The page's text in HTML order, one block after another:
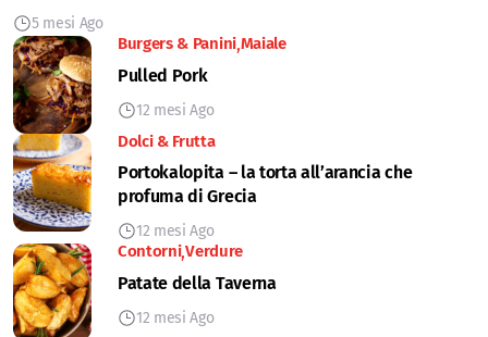
5 mesi Ago
Burgers & Panini Maiale
Pulled Pork
12 mesi Ago
Dolci & Frutta
Portokalopita – la torta all’arancia che
profuma di Grecia
12 mesi Ago
Contorni Verdure
Patate della Taverna
12 mesi Ago